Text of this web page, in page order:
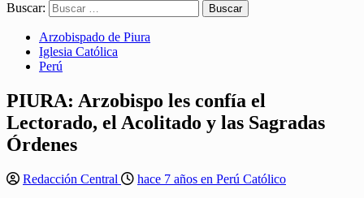
Buscar:
Arzobispado de Piura
Iglesia Católica
Perú
PIURA: Arzobispo les confía el
Lectorado, el Acolitado y las Sagradas
Órdenes
Redacción Central
hace 7 años en Perú Católico